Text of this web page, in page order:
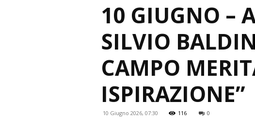
10 GIUGNO –
SILVIO
CAMPO
ISPIRAZIONE”
10 Giugno 2026, 07:30 116 0